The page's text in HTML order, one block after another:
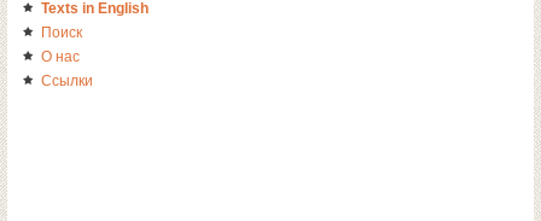
Texts in English
Поиск
О нас
Ссылки